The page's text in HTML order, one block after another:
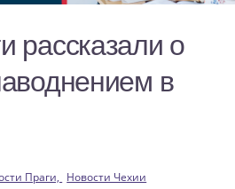
рассказали о
в
Праги, Новости Чехии